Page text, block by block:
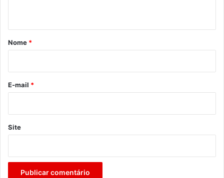
r
*
Nome *
E-mail *
Site